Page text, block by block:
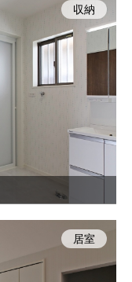
収納
居室